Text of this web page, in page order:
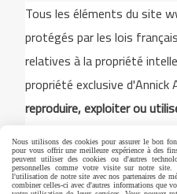
Tous les éléments du site
protégés par les lois
relatives à la propriété
propriété exclusive d'Annick
reproduire, exploiter ou
les modèles pour la
utilisation est strictement
Nous utilisons des cookies pour assurer le bon
pour vous offrir une meilleure expérience à des
peuvent utiliser des cookies ou d'autres
personnelles comme votre visite sur notre site.
l'utilisation de notre site avec nos partenaires de
combiner celles-ci avec d'autres informations que